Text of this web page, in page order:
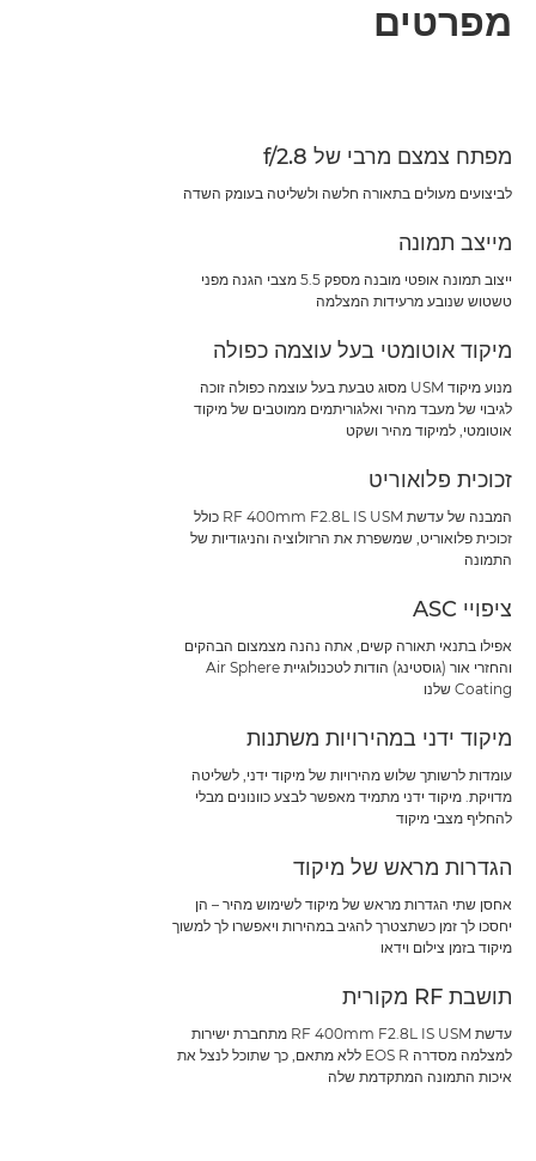
מפרטים
מפתח צמצם מרבי של f/2.8
לביצועים מעולים בתאורה חלשה ולשליטה בעומק השדה
מייצב תמונה
ייצוב תמונה אופטי מובנה מספק 5.5 מצבי הגנה מפני
טשטוש שנובע מרעידות המצלמה
מיקוד אוטומטי בעל עוצמה כפולה
מנוע מיקוד USM מסוג טבעת בעל עוצמה כפולה זוכה
לגיבוי של מעבד מהיר ואלגוריתמים ממוטבים של מיקוד
אוטומטי, למיקוד מהיר ושקט
זכוכית פלואוריט
המבנה של עדשת RF 400mm F2.8L IS USM כולל
זכוכית פלואוריט, שמשפרת את הרזולוציה והניגודיות של
התמונה
ציפויי ASC
אפילו בתנאי תאורה קשים, אתה נהנה מצמצום הבהקים
והחזרי אור (גוסטינג) הודות לטכנולוגיית Air Sphere
Coating שלנו
מיקוד ידני במהירויות משתנות
עומדות לרשותך שלוש מהירויות של מיקוד ידני, לשליטה
מדויקת. מיקוד ידני מתמיד מאפשר לבצע כוונונים מבלי
להחליף מצבי מיקוד
הגדרות מראש של מיקוד
אחסן שתי הגדרות מראש של מיקוד לשימוש מהיר – הן
יחסכו לך זמן כשתצטרך להגיב במהירות ויאפשרו לך למשוך
מיקוד בזמן צילום וידאו
תושבת RF מקורית
עדשת RF 400mm F2.8L IS USM מתחברת ישירות
למצלמה מסדרה EOS R ללא מתאם, כך שתוכל לנצל את
איכות התמונה המתקדמת שלה